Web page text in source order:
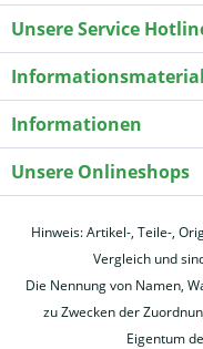
Unsere Service
Informationsmaterial
Informationen
Unsere Onlineshops
Hinweis: Artikel-, Teile-,
Vergleich und
Die Nennung von Namen,
zu Zwecken der
Eigentum